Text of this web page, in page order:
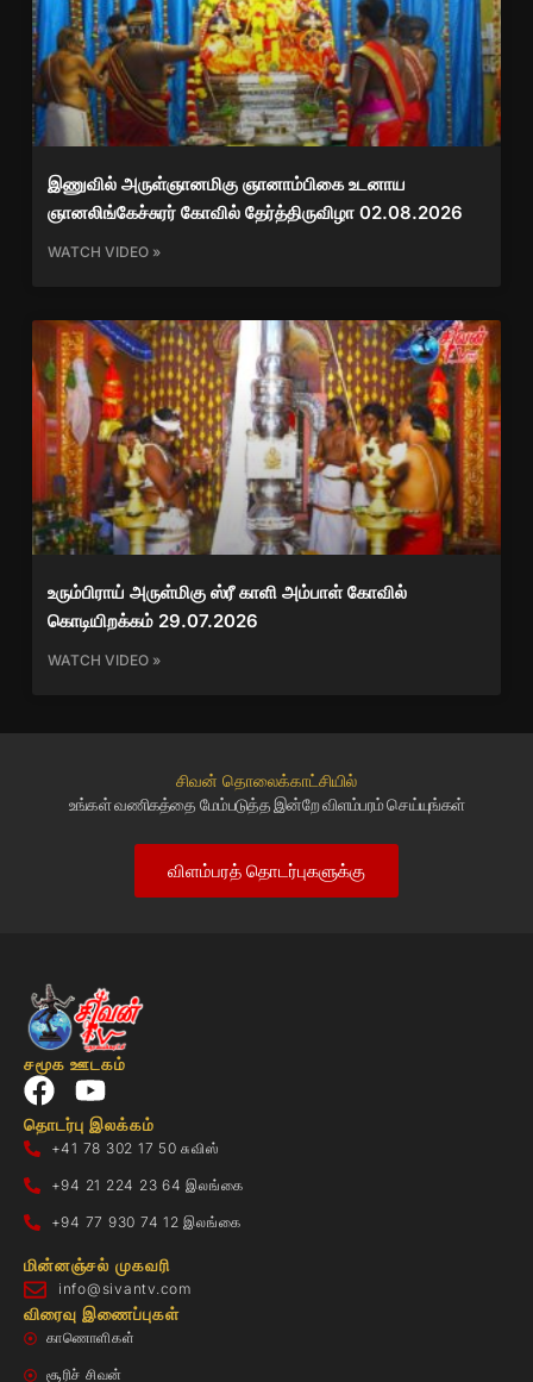
இணுவில் அருள்ஞானமிகு ஞானாம்பிகை உடனாய
ஞானலிங்கேச்சுரர் கோவில் தேர்த்திருவிழா 02.08.2026
WATCH VIDEO »
உரும்பிராய் அருள்மிகு ஸ்ரீ காளி அம்பாள் கோவில்
கொடியிறக்கம் 29.07.2026
WATCH VIDEO »
சிவன் தொலைக்காட்சியில்
உங்கள் வணிகத்தை மேம்படுத்த இன்றே விளம்பரம் செய்யுங்கள்
விளம்பரத் தொடர்புகளுக்கு
சமூக ஊடகம்
தொடர்பு இலக்கம்
+41 78 302 17 50 சுவிஸ்
+94 21 224 23 64 இலங்கை
+94 77 930 74 12 இலங்கை
மின்னஞ்சல் முகவரி
info@sivantv.com
விரைவு இணைப்புகள்
காணொளிகள்
சூரிச் சிவன்